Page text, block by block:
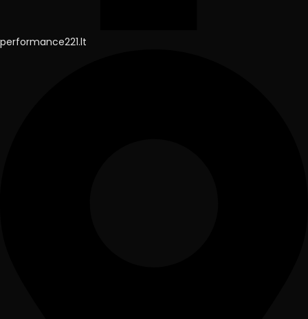
performance221.lt